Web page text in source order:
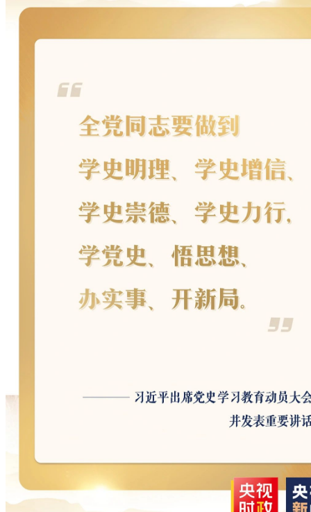
招生办
就业办
办学能力评价
语言文字工作
学校简介
视觉形象系统
图说海工商
数字财经学院
马克思主义学院
学习宣传贯彻党的二十大精神
学习贯彻习近平新时代中国特色社会主义思想主题